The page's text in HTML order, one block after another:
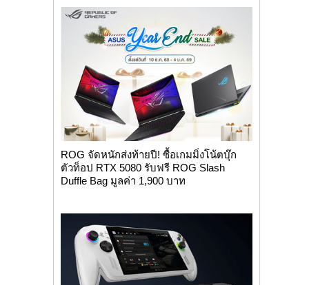
ROG จัดหนักส่งท้ายปี! ซื้อเกมมิ่งโน้ตบุ๊ก
ตัวท็อป RTX 5080 รับฟรี ROG Slash
Duffle Bag มูลค่า 1,900 บาท